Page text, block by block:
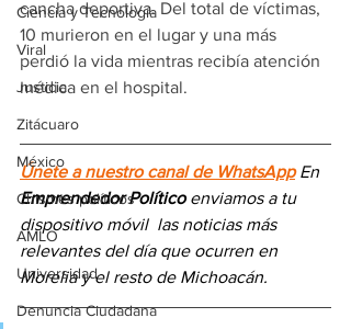
Ciencia y Tecnología
Viral
Justicia
Zitácuaro
México
Chismes políticos
AMLO
Universidad
Denuncia Ciudadana
cancha deportiva. Del total de víctimas,
10 murieron en el lugar y una más
perdió la vida mientras recibía atención
médica en el hospital.
Únete a nuestro canal de WhatsApp En
Emprendedor Político enviamos a tu
dispositivo móvil las noticias más
relevantes del día que ocurren en
Morelia y el resto de Michoacán.